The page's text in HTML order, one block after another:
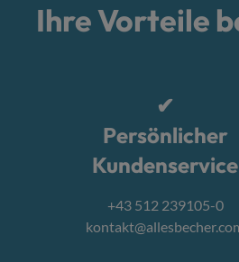
Ihre Vorteile
✔
Persönlicher
Kundenservice
+43 512 239105-0